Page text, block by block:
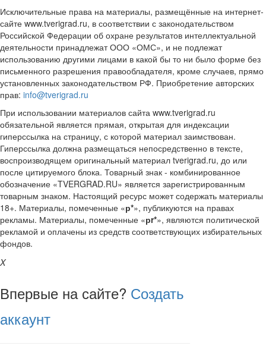
Исключительные права на материалы, размещённые на интернет-
сайте www.tverigrad.ru, в соответствии с законодательством
Российской Федерации об охране результатов интеллектуальной
деятельности принадлежат ООО «ОМС», и не подлежат
использованию другими лицами в какой бы то ни было форме без
письменного разрешения правообладателя, кроме случаев, прямо
установленных законодательством РФ. Приобретение авторских
прав: info@tverigrad.ru
При использовании материалов сайта www.tverigrad.ru
обязательной является прямая, открытая для индексации
гиперссылка на страницу, с которой материал заимствован.
Гиперссылка должна размещаться непосредственно в тексте,
воспроизводящем оригинальный материал tverigrad.ru, до или
после цитируемого блока. Товарный знак - комбинированное
обозначение «TVERGRAD.RU» является зарегистрированным
товарным знаком. Настоящий ресурс может содержать материалы
18+. Материалы, помеченные «р*», публикуются на правах
рекламы. Материалы, помеченные «рr*», являются политической
рекламой и оплачены из средств соответствующих избирательных
фондов.
X
Впервые на сайте? Создать
аккаунт